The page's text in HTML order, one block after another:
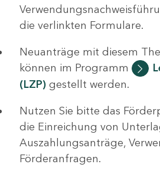
die verlinkten Formulare.
Neuanträge mit diesem
können im Programm
(LZP) gestellt werden.
Nutzen Sie bitte das
die Einreichung von
Auszahlungsanträge,
Förderanfragen.